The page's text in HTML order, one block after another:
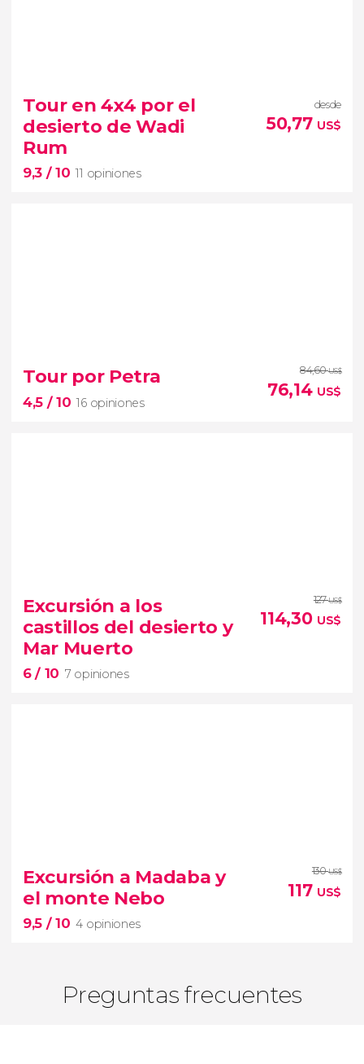
excursión desde Amán
conoceremos Betania
Mar
Muerto
Tour en 4x4 por el
desierto de Wadi
Rum
9,3 / 10 11 opiniones
desde
50,77 US$
tour en 4x4 por el
uno de los
lugares más fascinantes de Jordania
Tour por Petra
4,5 / 10 16 opiniones
84,60US$
76,14 US$
16 opiniones
antigua capital de los nabateos
grandes zonas arqueológicas de Jordania
Excursión a los
castillos del desierto y
Mar Muerto
6/ 10 7 opiniones
127US$
114,30 US$
7 opiniones
excursión a los castillos del desierto
y el Mar Muerto
Excursión a Madaba y
el monte Nebo
9,5 / 10 4 opiniones
130US$
117 US$
Preguntas frecuentes